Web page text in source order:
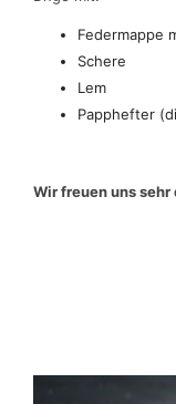
Federmappe
Schere
Lem
Papphefter
Wir freuen uns sehr